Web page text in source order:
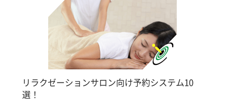
リラクゼーションサロン向け予約システム10
選！